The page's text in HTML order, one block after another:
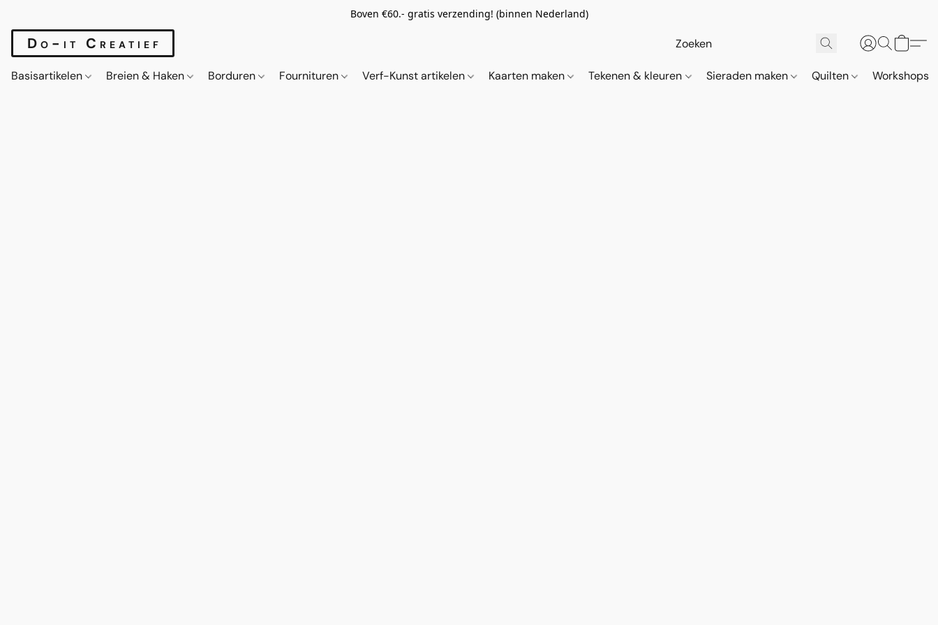
Boven €60.- gratis verzending! (binnen Nederland)
Do-it Creatief
Basisartikelen Breien & Haken Borduren Fournituren Verf-Kunst artikelen Kaarten maken Tekenen & kleuren Sieraden maken Quilten Workshops